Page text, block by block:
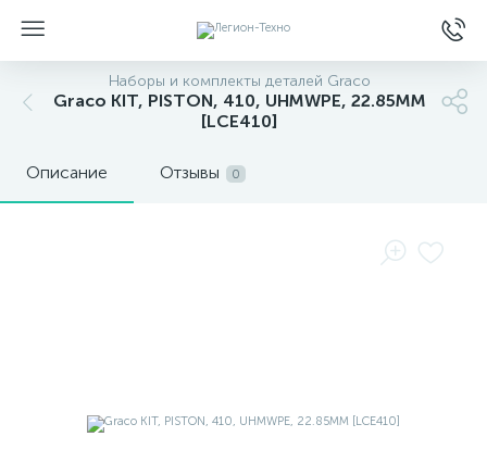
Наборы и комплекты деталей Graco
Graco KIT, PISTON, 410, UHMWPE, 22.85MM
[LCE410]
Описание Отзывы 0